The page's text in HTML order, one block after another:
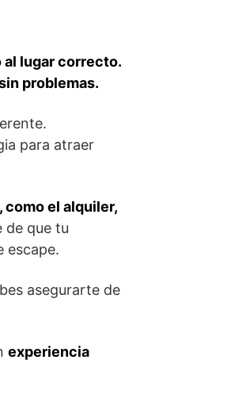
al lugar correcto.
problemas.
para atraer
el alquiler,
de que tu
escape.
asegurarte de
experiencia